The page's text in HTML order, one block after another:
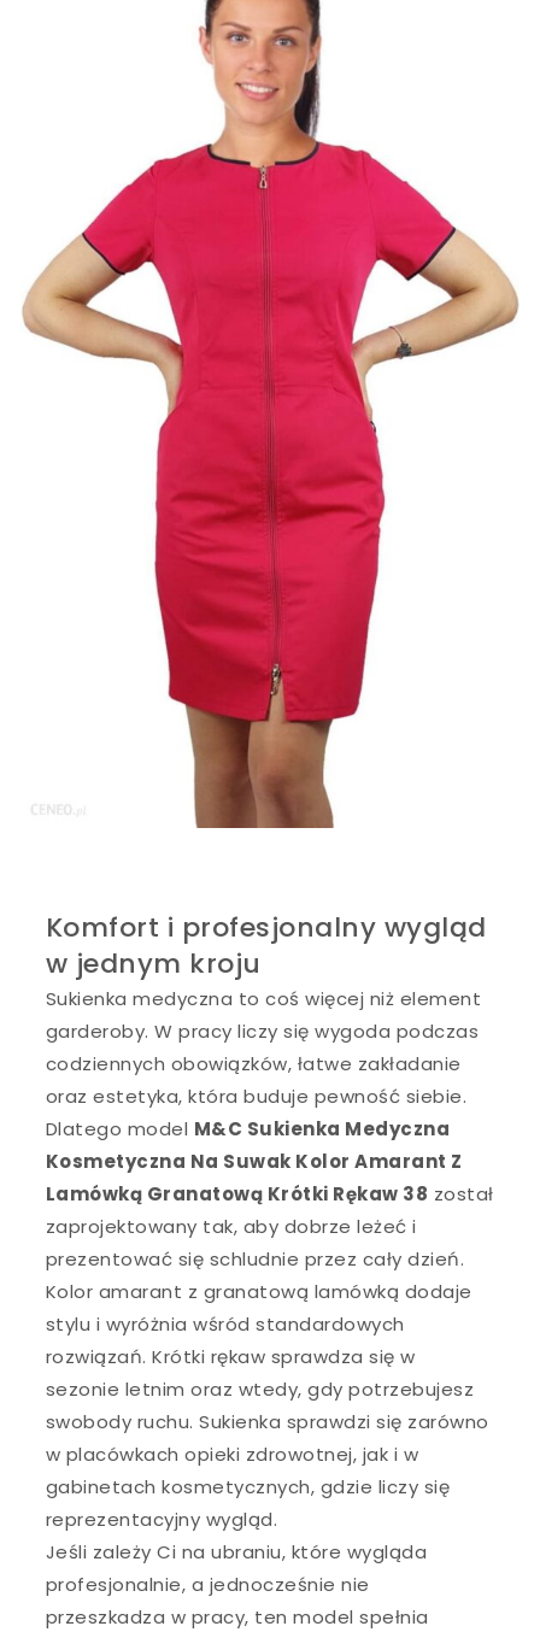
Komfort i profesjonalny wygląd
w jednym kroju
Sukienka medyczna to coś więcej niż element
garderoby. W pracy liczy się wygoda podczas
codziennych obowiązków, łatwe zakładanie
oraz estetyka, która buduje pewność siebie.
Dlatego model M&C Sukienka Medyczna
Kosmetyczna Na Suwak Kolor Amarant Z
Lamówką Granatową Krótki Rękaw 38 został
zaprojektowany tak, aby dobrze leżeć i
prezentować się schludnie przez cały dzień.
Kolor amarant z granatową lamówką dodaje
stylu i wyróżnia wśród standardowych
rozwiązań. Krótki rękaw sprawdza się w
sezonie letnim oraz wtedy, gdy potrzebujesz
swobody ruchu. Sukienka sprawdzi się zarówno
w placówkach opieki zdrowotnej, jak i w
gabinetach kosmetycznych, gdzie liczy się
reprezentacyjny wygląd.
Jeśli zależy Ci na ubraniu, które wygląda
profesjonalnie, a jednocześnie nie
przeszkadza w pracy, ten model spełnia